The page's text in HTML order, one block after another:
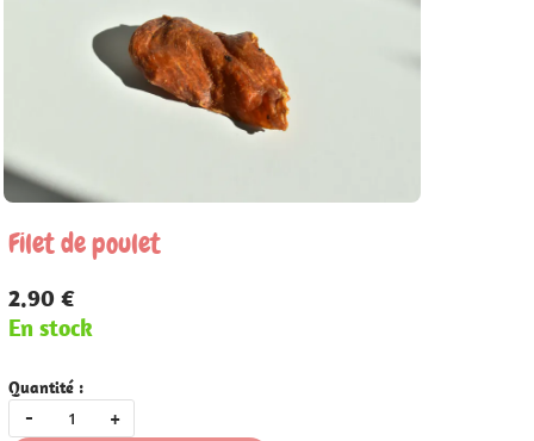
Filet de poulet
2.90 €
En stock
Quantité :
- +